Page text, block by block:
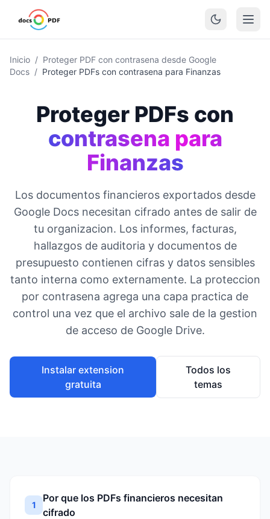
Inicio / Proteger PDF con contrasena desde Google
Docs / Proteger PDFs con contrasena para Finanzas
Proteger PDFs con
contrasena para
Finanzas
Los documentos financieros exportados desde
Google Docs necesitan cifrado antes de salir de
tu organizacion. Los informes, facturas,
hallazgos de auditoria y documentos de
presupuesto contienen cifras y datos sensibles
tanto interna como externamente. La proteccion
por contrasena agrega una capa practica de
control una vez que el archivo sale de la gestion
de acceso de Google Drive.
Instalar extension
gratuita
Todos los
temas
1
Por que los PDFs financieros necesitan
cifrado